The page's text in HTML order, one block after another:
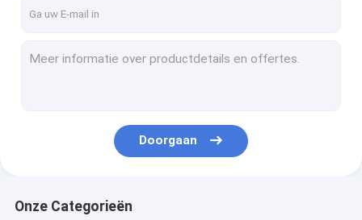
Doorgaan
Onze Categorieën